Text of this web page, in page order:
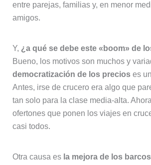
entre parejas, familias y, en menor
amigos.
Y, ¿a qué se debe este «boom» de
Bueno, los motivos son muchos y
democratización de los precioses
Antes, irse de crucero era algo que
tan solo para la clase media-alta.
ofertones que ponen los viajes en
casi todos.
Otra causa es la mejora de los barcos